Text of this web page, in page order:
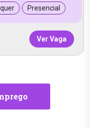
Presencial
Ver Vaga